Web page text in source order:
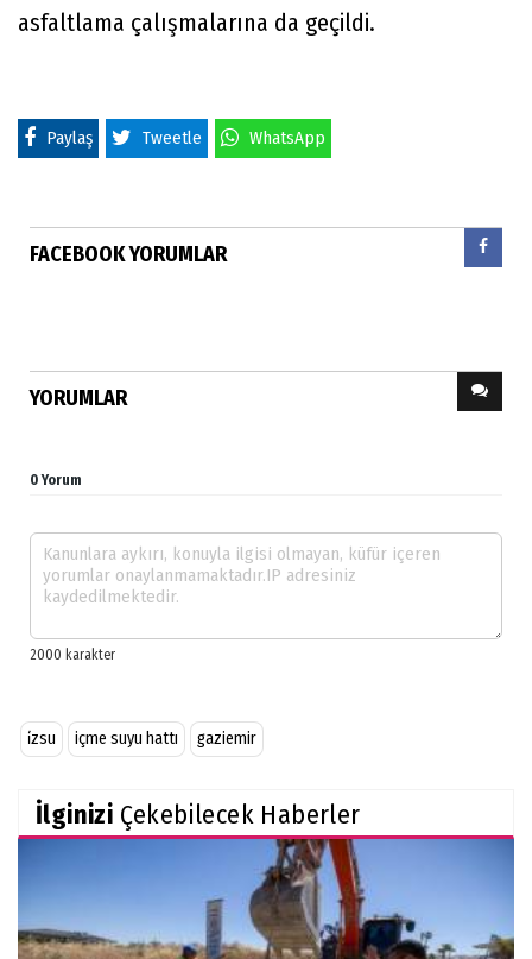
asfaltlama çalışmalarına da geçildi.
Paylaş Tweetle WhatsApp
FACEBOOK YORUMLAR
YORUMLAR
0 Yorum
i̇zsu içme suyu hattı gaziemir
İlginizi Çekebilecek Haberler